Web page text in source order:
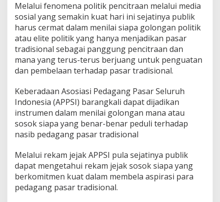
Melalui fenomena politik pencitraan melalui media
sosial yang semakin kuat hari ini sejatinya publik
harus cermat dalam menilai siapa golongan politik
atau elite politik yang hanya menjadikan pasar
tradisional sebagai panggung pencitraan dan
mana yang terus-terus berjuang untuk penguatan
dan pembelaan terhadap pasar tradisional.
Keberadaan Asosiasi Pedagang Pasar Seluruh
Indonesia (APPSI) barangkali dapat dijadikan
instrumen dalam menilai golongan mana atau
sosok siapa yang benar-benar peduli terhadap
nasib pedagang pasar tradisional
Melalui rekam jejak APPSI pula sejatinya publik
dapat mengetahui rekam jejak sosok siapa yang
berkomitmen kuat dalam membela aspirasi para
pedagang pasar tradisional.